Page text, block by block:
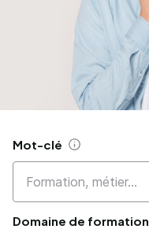
Mot-clé Aide
Domaine de formation